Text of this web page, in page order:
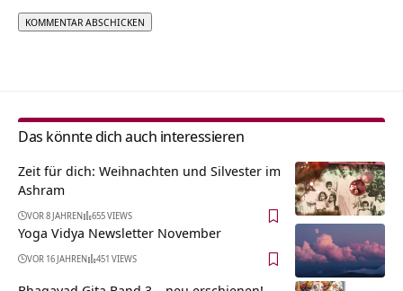
Das könnte dich auch interessieren
Zeit für dich: Weihnachten und Silvester im
Ashram
VOR 8 JAHREN 655 VIEWS
Yoga Vidya Newsletter November
VOR 16 JAHREN 451 VIEWS